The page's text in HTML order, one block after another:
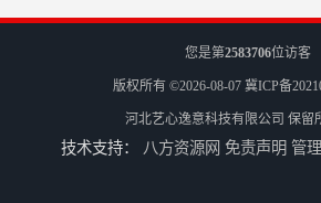
您是第2583706位访客
版权所有 ©2026-08-07 冀ICP备
河北艺心逸意科技有限公司 保留
技术支持： 八方资源网 免责声明 管